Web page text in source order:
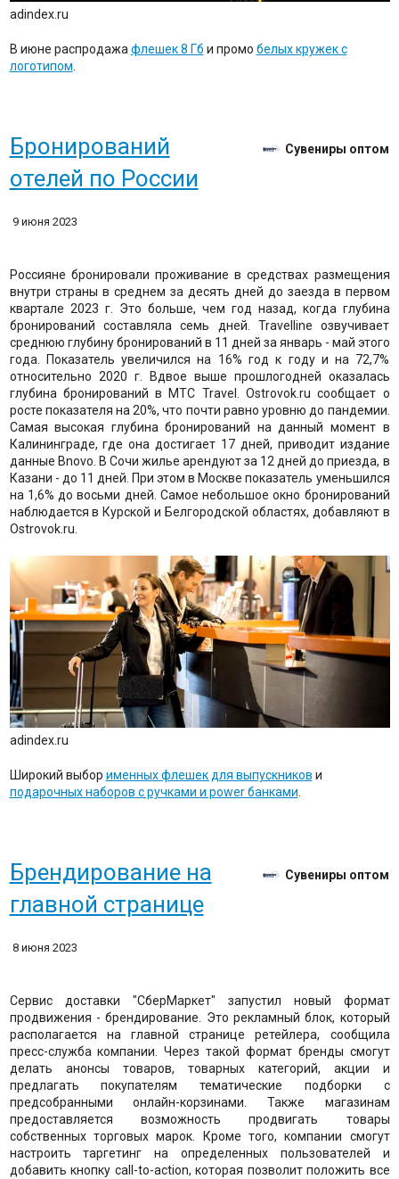
adindex.ru
В июне распродажафлешек 8 Гб и промо белых кружек с
логотипом.
Бронирований
отелей по России
Сувениры оптом
9 июня 2023
Россияне бронировали проживание в средствах размещения
внутри страны в среднем за десять дней до заезда в первом
квартале 2023 г. Это больше, чем год назад, когда глубина
бронирований составляла семь дней. Travelline озвучивает
среднюю глубину бронирований в 11 дней за январь - май этого
года. Показатель увеличился на 16% год к году и на 72,7%
относительно 2020 г. Вдвое выше прошлогодней оказалась
глубина бронирований в МТС Travel. Ostrovok.ru сообщает о
росте показателя на 20%, что почти равно уровню до пандемии.
Самая высокая глубина бронирований на данный момент в
Калининграде, где она достигает 17 дней, приводит издание
данные Bnovo. В Сочи жилье арендуют за 12 дней до приезда, в
Казани - до 11 дней. При этом в Москве показатель уменьшился
на 1,6% до восьми дней. Самое небольшое окно бронирований
наблюдается в Курской и Белгородской областях, добавляют в
Ostrovok.ru.
adindex.ru
Широкий выбор именных флешек для выпускников и
подарочных наборов с ручками и power банками
Брендирование на
главной странице
Сувениры оптом
8 июня 2023
Сервис доставки "СберМаркет" запустил новый формат
продвижения - брендирование. Это рекламный блок, который
располагается на главной странице ретейлера, сообщила
пресс-служба компании. Через такой формат бренды смогут
делать анонсы товаров, товарных категорий, акции и
предлагать покупателям тематические подборки с
предсобранными онлайн-корзинами. Также магазинам
предоставляется возможность продвигать товары
собственных торговых марок. Кроме того, компании смогут
настроить таргетинг на определенных пользователей и
добавить кнопку call-to-action, которая позволит положить все